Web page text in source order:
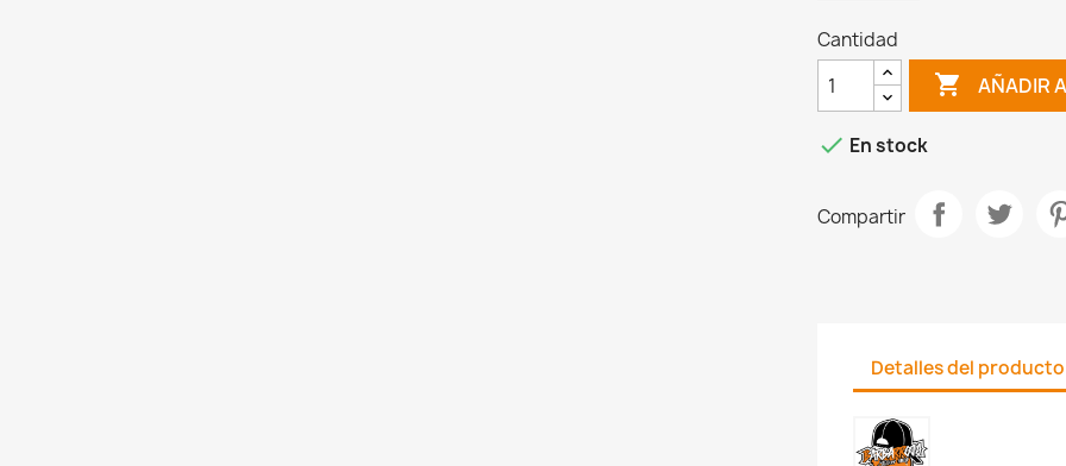
Cantidad
 AÑADIR
 En stock
Compartir
Detalles del producto